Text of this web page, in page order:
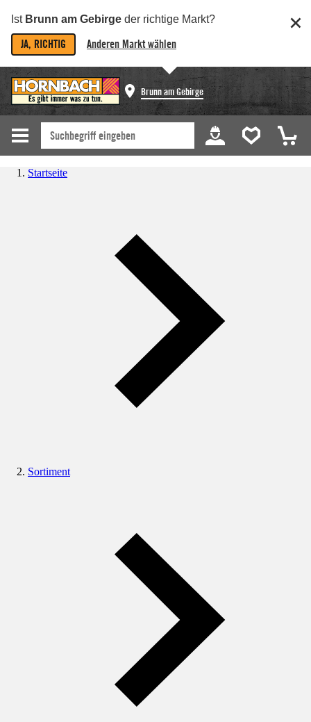
Ist Brunn am Gebirge der richtige Markt?
JA, RICHTIG Anderen Markt wählen
Brunn am Gebirge
Startseite
Sortiment